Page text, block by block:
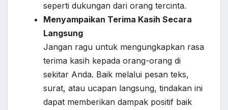
seperti dukungan dari orang tercinta.
Menyampaikan Terima Kasih Secara
Langsung
Jangan ragu untuk mengungkapkan rasa
terima kasih kepada orang-orang di
sekitar Anda. Baik melalui pesan teks,
surat, atau ucapan langsung, tindakan ini
dapat memberikan dampak positif baik